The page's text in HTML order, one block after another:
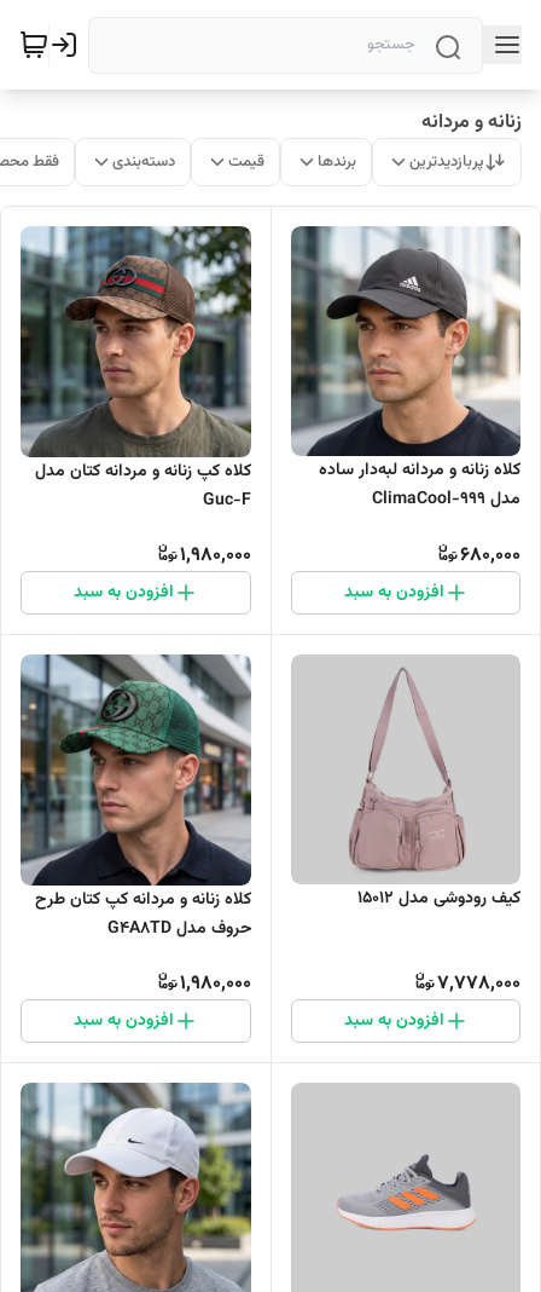
زنانه و مردانه
پربازدیدترین برندها قیمت دسته‌بندی فقط
کلاه زنانه و مردانه لبه‌دار ساده
مدل ClimaCool-999
680,000
افزودن به سبد
کلاه کپ زنانه و مردانه کتان مدل
Guc-F
1,980,000
افزودن به سبد
کیف رودوشی مدل 15012
7,778,000
افزودن به سبد
کلاه زنانه و مردانه کپ کتان طرح
حروف مدل G4A8TD
1,980,000
افزودن به سبد